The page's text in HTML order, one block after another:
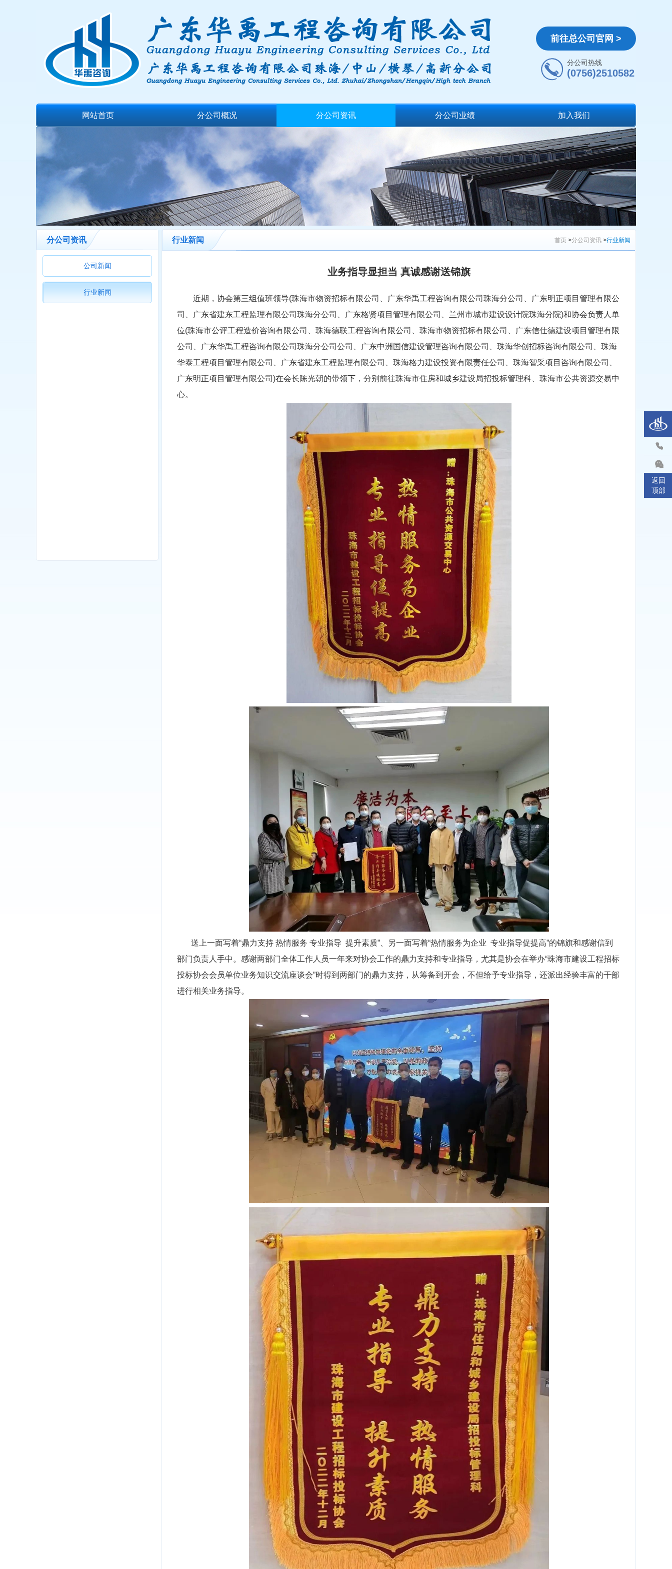
分公司热线
(0756)2510582
前往总公司官网 >
网站首页 分公司概况 分公司资讯 分公司业绩 加入我们
分公司资讯
公司新闻
行业新闻
首页 >分公司资讯 >行业新闻
行业新闻
业务指导显担当 真诚感谢送锦旗
近期，协会第三组值班领导(珠海市物资招标有限公司、广东华禹工程咨询有限公司珠海分公司、广东明正项目管理有限公
司、广东省建东工程监理有限公司珠海分公司、广东格贤项目管理有限公司、兰州市城市建设设计院珠海分院)和协会负责人单
位(珠海市公评工程造价咨询有限公司、珠海德联工程咨询有限公司、珠海市物资招标有限公司、广东信仕德建设项目管理有限
公司、广东华禹工程咨询有限公司珠海分公司公司、广东中洲国信建设管理咨询有限公司、珠海华创招标咨询有限公司、珠海
华泰工程项目管理有限公司、广东省建东工程监理有限公司、珠海格力建设投资有限责任公司、珠海智采项目咨询有限公司、
广东明正项目管理有限公司)在会长陈光朝的带领下， 分别前往珠海市住房和城乡建设局招投标管理科、珠海市公共资源交易中
心。
送上一面写着“鼎力支持 热情服务 专业指导 提升素质”、另一面写着“热情服务为企业 专业指导促提高”的锦旗和感谢信到
部门负责人手中。感谢两部门全体工作人员一年来对协会工作的鼎力支持和专业指导，尤其是协会在举办“珠海市建设工程招标
投标协会会员单位业务知识交流座谈会”时得到两部门的鼎力支持，从筹备到开会，不但给予专业指导，还派出经验丰富的干部
进行相关业务指导。
返回
顶部